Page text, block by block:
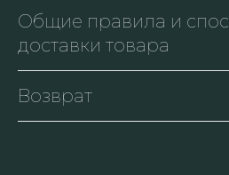
Общие правила и
доставки товара
Возврат